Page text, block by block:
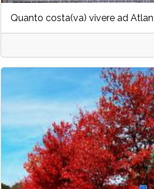
Quanto costa(va) vivere ad